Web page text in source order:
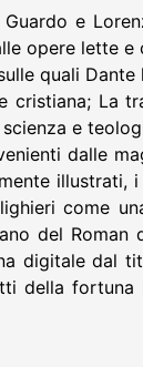
e
opere lette e
quali
La
e
dalle
come
del
digitale dal
della